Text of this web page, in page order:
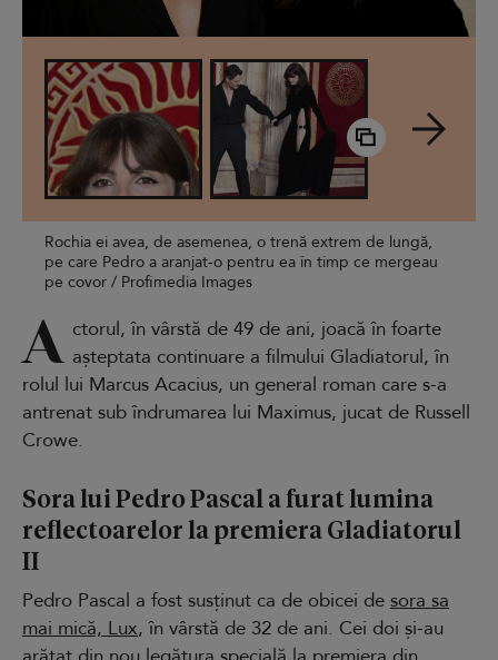
Rochia ei avea, de asemenea, o trenă extrem de lungă,
pe care Pedro a aranjat-o pentru ea în timp ce mergeau
pe covor / Profimedia Images
A ctorul, în vârstă de 49 de ani, joacă în foarte
așteptata continuare a filmului Gladiatorul, în
rolul lui Marcus Acacius, un general roman care s-a
antrenat sub îndrumarea lui Maximus, jucat de Russell
Crowe.
Sora lui Pedro Pascal a furat lumina
reflectoarelor la premiera Gladiatorul
II
Pedro Pascal a fost susținut ca de obicei de sora sa
mai mică, Lux, în vârstă de 32 de ani. Cei doi și-au